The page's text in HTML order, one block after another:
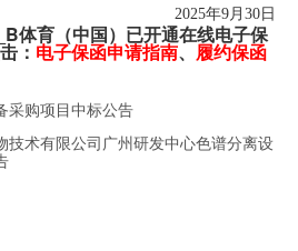
2025年9 月 30日
体育（中国）已开通在线电子保
： 电子保函申请指南、履约保函
采购项目中标公告
技术有限公司广州研发中心色谱分离设